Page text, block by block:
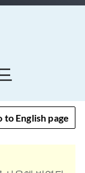
to English page